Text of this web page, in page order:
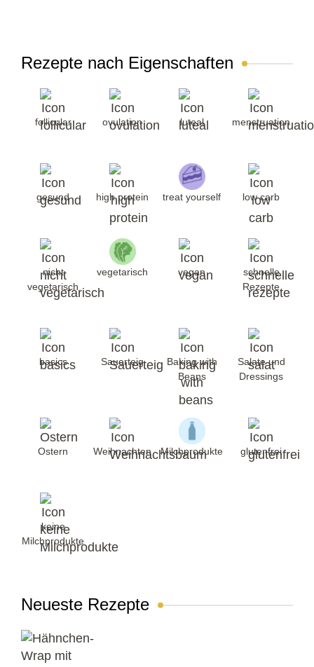
Rezepte nach Eigenschaften
follicular ovulation luteal menstruation
gesund high protein treat yourself low carb
nicht
vegetarisch
vegetarisch vegan
schnelle
Rezepte
basics Sauerteig
Baking with
Beans
Salate und
Dressings
Ostern Weihnachten Milchprodukte glutenfrei
keine
Milchprodukte
Neueste Rezepte